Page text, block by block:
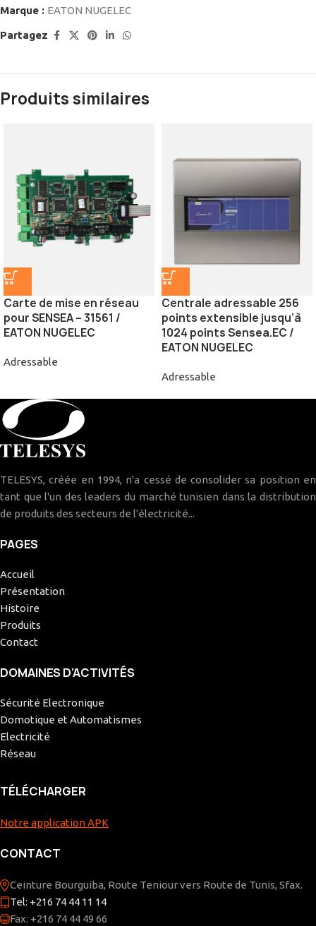
Marque : EATON NUGELEC
Partagez
Produits similaires
Carte de mise en réseau
pour SENSEA – 31561 /
EATON NUGELEC
Adressable
Centrale adressable 256
points extensible jusqu’à
1024 points Sensea.EC /
EATON NUGELEC
Adressable
TELESYS, créée en 1994, n'a cessé de consolider sa position en
tant que l'un des leaders du marché tunisien dans la distribution
de produits des secteurs de l'électricité...
PAGES
Accueil
Présentation
Histoire
Produits
Contact
DOMAINES D’ACTIVITÉS
Sécurité Electronique
Domotique et Automatismes
Electricité
Réseau
TÉLÉCHARGER
Notre application APK
CONTACT
Ceinture Bourguiba, Route Teniour vers Route de Tunis, Sfax.
Tel: +216 74 44 11 14
Fax: +216 74 44 49 66